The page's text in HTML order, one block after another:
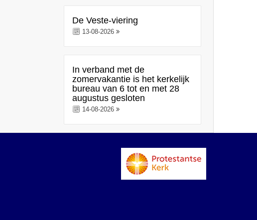
De Veste-viering
13-08-2026
In verband met de
zomervakantie is het kerkelijk
bureau van 6 tot en met 28
augustus gesloten
14-08-2026